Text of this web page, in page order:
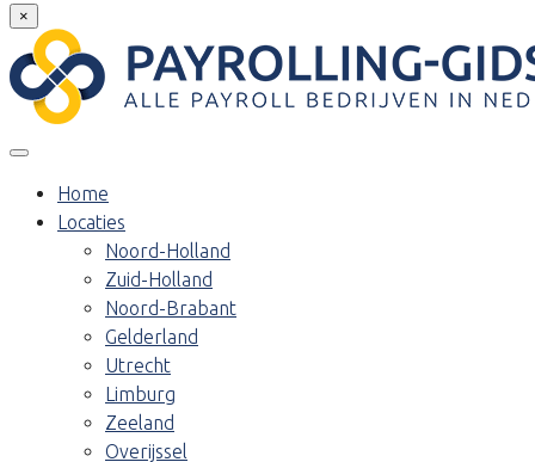
×
Home
Locaties
Noord-Holland
Zuid-Holland
Noord-Brabant
Gelderland
Utrecht
Limburg
Zeeland
Overijssel